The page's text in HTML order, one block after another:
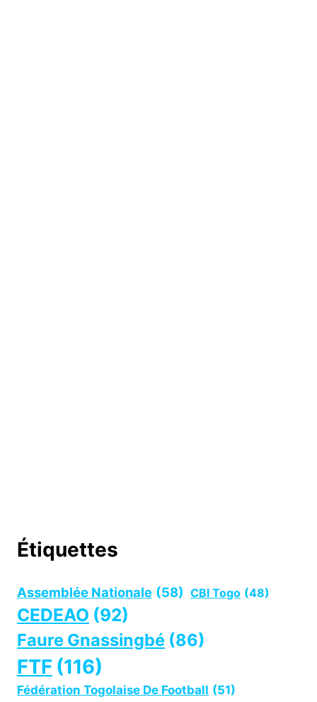
Étiquettes
Assemblée Nationale (58) CBI Togo (48)
CEDEAO (92)
Faure Gnassingbé (86)
FTF (116)
Fédération Togolaise De Football (51)